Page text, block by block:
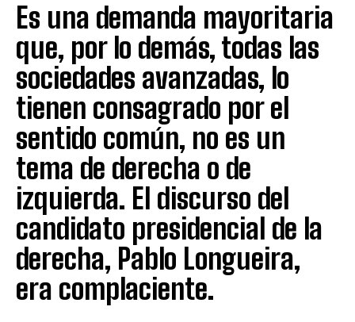
Es una demanda mayoritaria
que, por lo demás, todas las
sociedades avanzadas, lo
tienen consagrado por el
sentido común, no es un
tema de derecha o de
izquierda. El discurso del
candidato presidencial de la
derecha, Pablo Longueira,
era complaciente.